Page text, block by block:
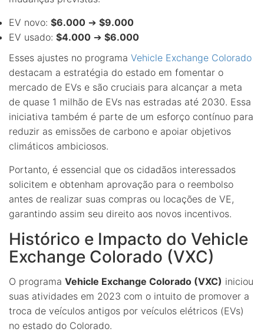
EV novo: $6.000 ➔ $9.000
EV usado: $4.000 ➔ $6.000
Esses ajustes no programa Vehicle Exchange Colorado
destacam a estratégia do estado em fomentar o
mercado de EVs e são cruciais para alcançar a meta
de quase 1 milhão de EVs nas estradas até 2030. Essa
iniciativa também é parte de um esforço contínuo para
reduzir as emissões de carbono e apoiar objetivos
climáticos ambiciosos.
Portanto, é essencial que os cidadãos interessados
solicitem e obtenham aprovação para o reembolso
antes de realizar suas compras ou locações de VE,
garantindo assim seu direito aos novos incentivos.
Histórico e Impacto do Vehicle
Exchange Colorado (VXC)
O programa Vehicle Exchange Colorado (VXC) iniciou
suas atividades em 2023 com o intuito de promover a
troca de veículos antigos por veículos elétricos (EVs)
no estado do Colorado.